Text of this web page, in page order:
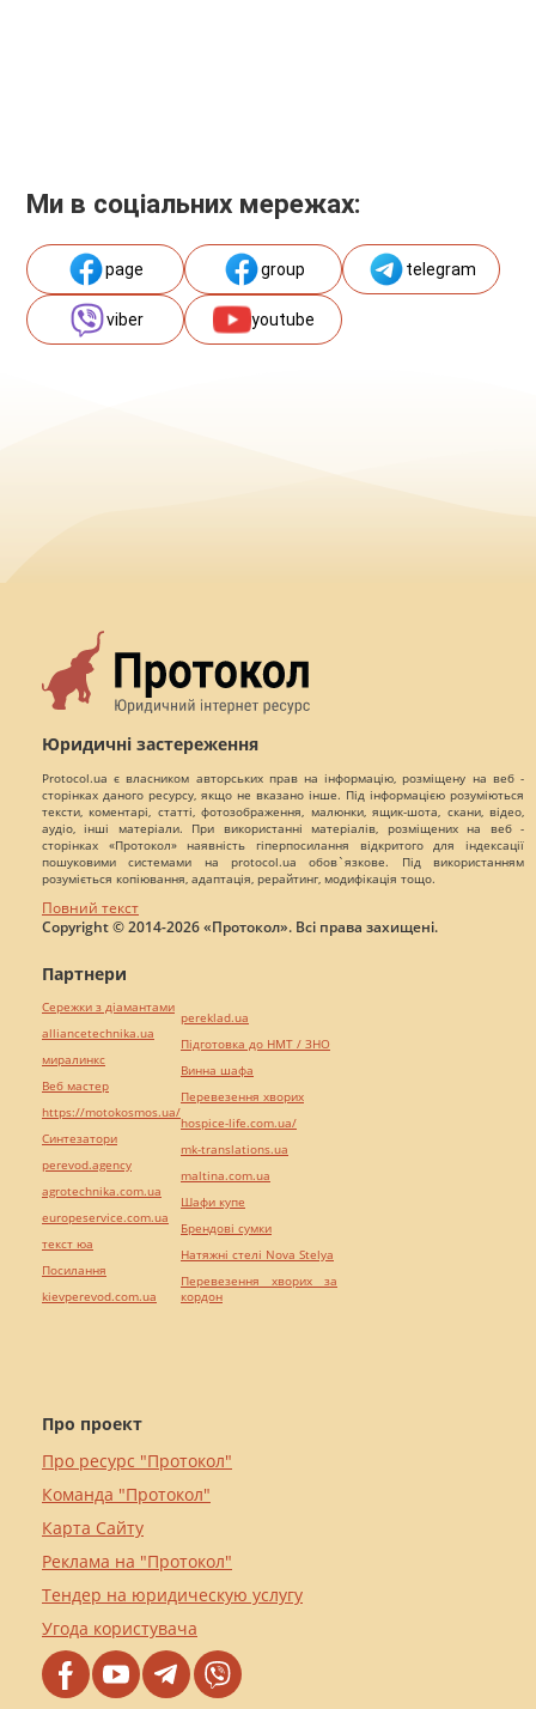
Ми в соціальних мережах:
page group telegram
viber youtube
Юридичні застереження
Protocol.ua є власником авторських прав на інформацію, розміщену на веб -
сторінках даного ресурсу, якщо не вказано інше. Під інформацією розуміються
тексти, коментарі, статті, фотозображення, малюнки, ящик-шота, скани, відео,
аудіо, інші матеріали. При використанні матеріалів, розміщених на веб -
сторінках «Протокол» наявність гіперпосилання відкритого для індексації
пошуковими системами на protocol.ua обов`язкове. Під використанням
розуміється копіювання, адаптація, рерайтинг, модифікація тощо.
Повний текст
Copyright © 2014-2026 «Протокол». Всі права захищені.
Про проект
Про ресурс "Протокол"
Команда "Протокол"
Карта Сайту
Реклама на "Протокол"
Тендер на юридическую услугу
Угода користувача
Партнери
Сережки з діамантами
alliancetechnika.ua
миралинкс
Веб мастер
https://motokosmos.ua/
Синтезатори
perevod.agency
agrotechnika.com.ua
europeservice.com.ua
текст юа
Посилання
kievperevod.com.ua
pereklad.ua
Підготовка до НМТ / ЗНО
Винна шафа
Перевезення хворих
hospice-life.com.ua/
mk-translations.ua
maltina.com.ua
Шафи купе
Брендові сумки
Натяжні стелі Nova Stelya
Перевезення хворих за
кордон